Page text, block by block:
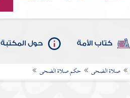
كتاب الأمة حول المكتبة
صلاة الضحى حكم صلاة الضحى